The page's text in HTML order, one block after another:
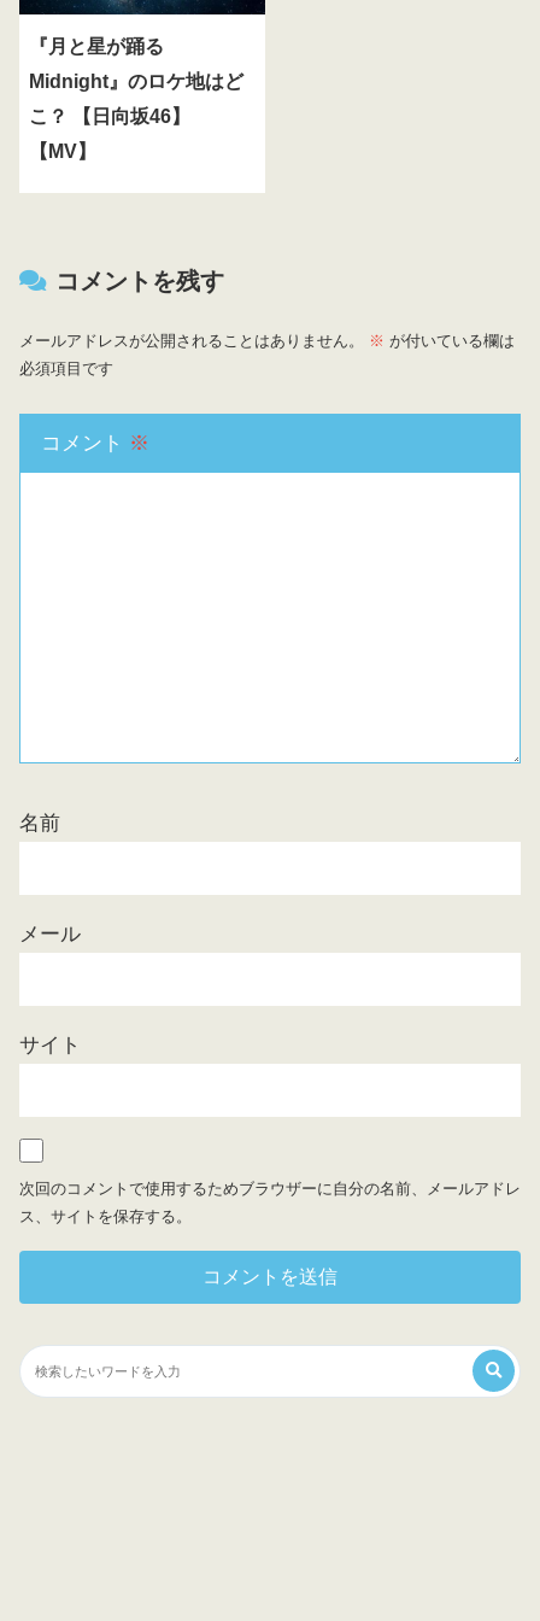
『月と星が踊る
Midnight』のロケ地はど
こ？ 【日向坂46】
【MV】
コメントを残す
メールアドレスが公開されることはありません。 ※ が付いている欄は
必須項目です
コメント ※
名前
メール
サイト
次回のコメントで使用するためブラウザーに自分の名前、メールアドレ
ス、サイトを保存する。